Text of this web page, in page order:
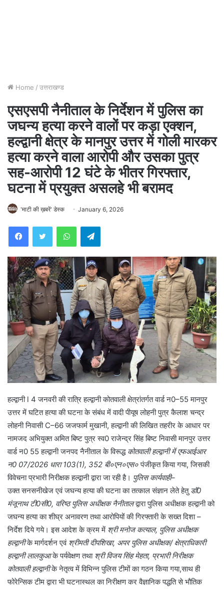
Home / उत्तराखण्ड
एसएसपी नैनीताल के निर्देशन में पुलिस का
जघन्य हत्या करने वालों पर कड़ा एक्शन,
हल्द्वानी क्षेत्र के मानपुर उत्तर में गोली मारकर
हत्या करने वाला आरोपी और उसका पुत्र
सह-आरोपी 12 घंटे के भीतर गिरफ्तार,
घटना में प्रयुक्त असलहे भी बरामद
'माटी की ख़बरें' डेस्क January 6, 2026
WhatsAppTelegram
हल्द्वानी l 4 जनवरी की रात्रि हल्द्वानी कोतवाली क्षेत्रांतर्गत वार्ड न0–55 मानपुर
उत्तर में घटित हत्या की घटना के संबंध में वादी पीयूष लोहनी पुत्र कैलाश चन्द्र
लोहनी निवासी C–66 जजफार्म मुखानी, हल्द्वानी की लिखित तहरीर के आधार पर
नामजद अभियुक्त अमित बिष्ट पुत्र स्व0 राजेन्द्र सिंह बिष्ट निवासी मानपुर उत्तर
वार्ड न0 55 हल्द्वानी जनपद नैनीताल के विरूद्ध कोतवाली हल्द्वानी में एफआईआर
न0 07/2026 धारा 103(1), 352 बी०एन०एस०पंजीकृत किया गया, जिसकी
विवेचना प्रभारी निरीक्षक हल्द्वानी द्वारा जा रही है। पुलिस कार्यवाही–
उक्त सनसनीखेज एवं जघन्य हत्या की घटना का तत्काल संज्ञान लेते हेतु डॉ0
मंजूनाथ टी0सी0, वरिष्ठ पुलिस अधीक्षक नैनीतालद्वारा पुलिस अधीक्षक हल्द्वानी को
जघन्य हत्या का शीघ्र अनावरण तथा आरोपियों की गिरफ्तारी के सख्त दिशा –
निर्देश दिये गये। इस आदेश के क्रम में श्री मनोज कत्याल, पुलिस अधीक्षक
हल्द्वानीके मार्गदर्शन एवं श्रीमती दीपशिखा, अपर पुलिस अधीक्षक/ क्षेत्राधिकारी
हल्द्वानी लालकुआके पर्यवेक्षण तथा श्री विजय सिंह मेहता, प्रभारी निरीक्षक
कोतवाली हल्द्वानीके नेतृत्व में विभिन्न पुलिस टीमों का गठन किया गया,साथ ही
फोरेन्सिक टीम द्वारा भी घटनास्थल का निरीक्षण कर वैज्ञानिक पद्धति से भौतिक